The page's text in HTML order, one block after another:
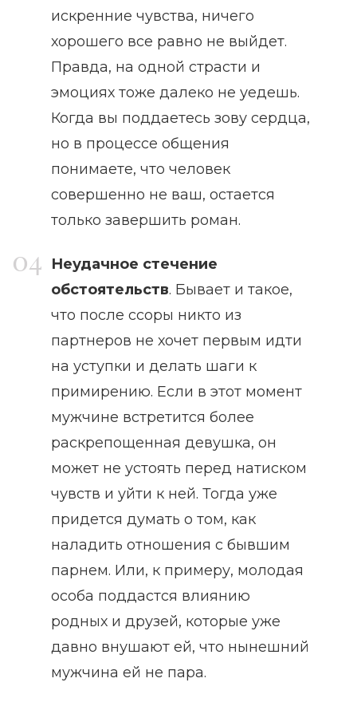
искренние чувства, ничего
хорошего все равно не выйдет.
Правда, на одной страсти и
эмоциях тоже далеко не уедешь.
Когда вы поддаетесь зову сердца,
но в процессе общения
понимаете, что человек
совершенно не ваш, остается
только завершить роман.
Неудачное стечение
обстоятельств. Бывает и такое,
что после ссоры никто из
партнеров не хочет первым идти
на уступки и делать шаги к
примирению. Если в этот момент
мужчине встретится более
раскрепощенная девушка, он
может не устоять перед натиском
чувств и уйти к ней. Тогда уже
придется думать о том, как
наладить отношения с бывшим
парнем. Или, к примеру, молодая
особа поддастся влиянию
родных и друзей, которые уже
давно внушают ей, что нынешний
мужчина ей не пара.